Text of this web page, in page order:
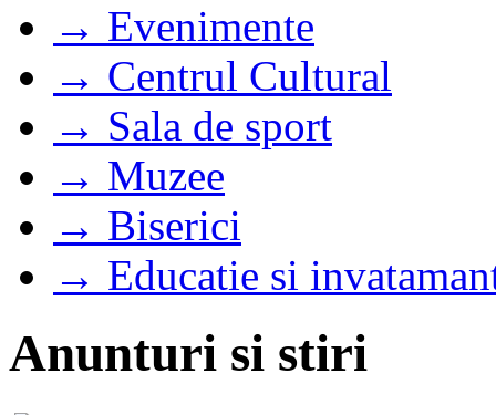
→ Evenimente
→ Centrul Cultural
→ Sala de sport
→ Muzee
→ Biserici
→ Educatie si
Anunturi si stiri